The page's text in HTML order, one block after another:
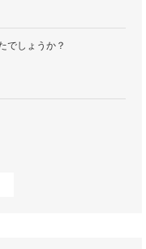
でしょうか？